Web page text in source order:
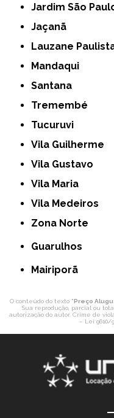
Jardim São
Jaçanã
Lauzane
Mandaqui
Santana
Tremembé
Tucuruvi
Vila Guilherme
Vila Gustavo
Vila Maria
Vila Medeiros
Zona Norte
Guarulhos
Mairiporã
O conteúdo do texto "Preço
Sua reprodução, parcial ou
autorização do autor. Crime de
– Lei